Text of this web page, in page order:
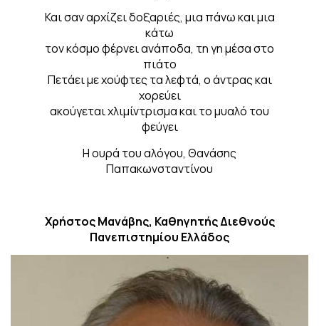
Και σαν αρχίζει δοξαριές, μια πάνω και μια
κάτω
τον κόσμο φέρνει ανάποδα, τη γη μέσα στο
πιάτο
Πετάει με χούφτες τα λεφτά, ο άντρας και
χορεύει
ακούγεται χλιμίντρισμα και το μυαλό του
φεύγει
Η ουρά του αλόγου, Θανάσης
Παπακωνσταντίνου
Χρήστος Μανάβης, Καθηγητής Διεθνούς
Πανεπιστημίου Ελλάδος